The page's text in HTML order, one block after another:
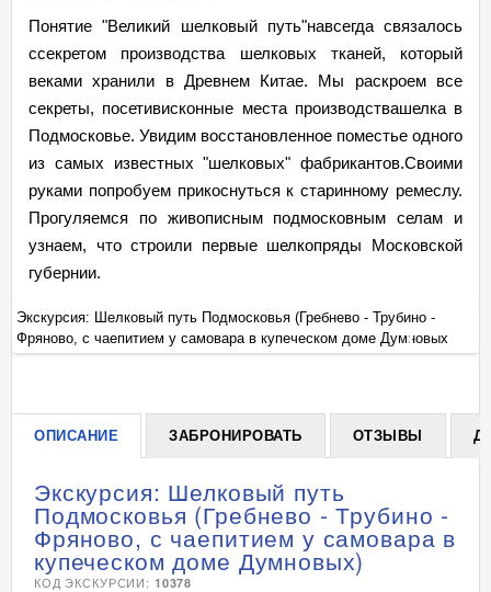
Понятие "Великий шелковый путь"навсегда связалось
ссекретом производства шелковых тканей, который
веками хранили в Древнем Китае. Мы раскроем все
секреты, посетивисконные места производствашелка в
Подмосковье. Увидим восстановленное поместье одного
из самых известных "шелковых" фабрикантов.Своими
руками попробуем прикоснуться к старинному ремеслу.
Прогуляемся по живописным подмосковным селам и
узнаем, что строили первые шелкопряды Московской
губернии.
+
Экскурсия: Шелковый путь Подмосковья (Гребнево - Трубино -
Фряново, с чаепитием у самовара в купеческом доме Думновых)
ОПИСАНИЕ ЗАБРОНИРОВАТЬ ОТЗЫВЫ
Экскурсия: Шелковый путь
Подмосковья (Гребнево - Трубино -
Фряново, с чаепитием у самовара в
купеческом доме Думновых)
КОД ЭКСКУРСИИ: 10378